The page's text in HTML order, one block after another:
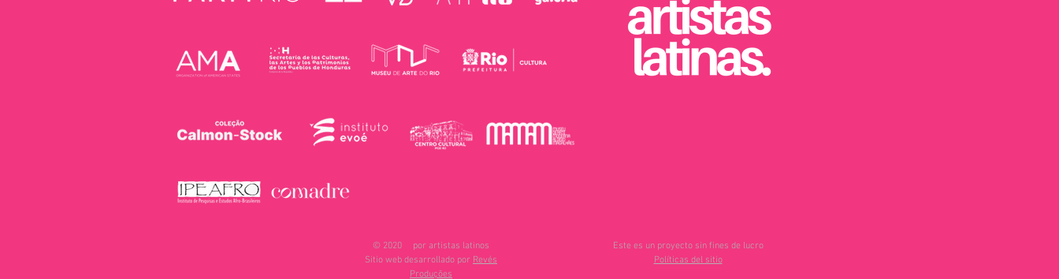
© 2020
por artistas latinos
Sitio web desarrollado por Revés
Produções
Este es un proyecto sin fines de lucro
Políticas del sitio